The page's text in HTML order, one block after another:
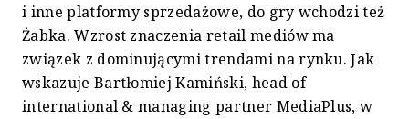
i inne platformy sprzedażowe, do gry wchodzi też
Żabka. Wzrost znaczenia retail mediów ma
związek z dominującymi trendami na rynku. Jak
wskazuje Bartłomiej Kamiński, head of
international & managing partner MediaPlus, w